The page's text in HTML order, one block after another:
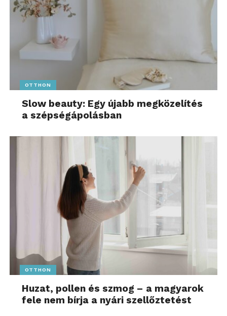
Fotó: Litauszki Tibor – Alpesi sziluett
A legnagyobb elismerést, Az év természetfotósa
címet Litauszki Tibor vehette át. A kiskőrösi
származású Litauszki Tibor képei rendszeresen
szerepelnek hazai és nemzetközi pályázatokon.
Meggyőződése, hogy a fotósok közvetett módon
hozzájárulhatnak a természet védelméhez. Első
digitális fényképezőgépét 26 évesen vásárolta meg,
azzal a szándékkal, hogy a fotózáson keresztül újra
kapcsolódjon a természethez. Kezdetekben a
madarak bűvölték el, igyekezett egyre több fajt
lencsevégre kapni. Egy jégmadárról készített
képével indult első ízben az Év Természetfotósa
OTTHON
Slow beauty: Egy újabb megközelítés
a szépségápolásban
OTTHON
Huzat, pollen és szmog – a magyarok
fele nem bírja a nyári szellőztetést